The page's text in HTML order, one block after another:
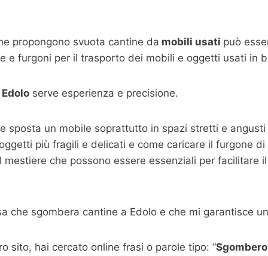
propongono svuota cantine da mobili usati può
e furgoni per il trasporto dei mobili e oggetti usati in
serve esperienza e precisione.
sposta un mobile soprattutto in spazi stretti e
più fragili e delicati e come caricare il furgone
che possono essere essenziali per facilitare
che sgombera cantine a Edolo e che mi garantisce
sito, hai cercato online frasi o parole tipo: “